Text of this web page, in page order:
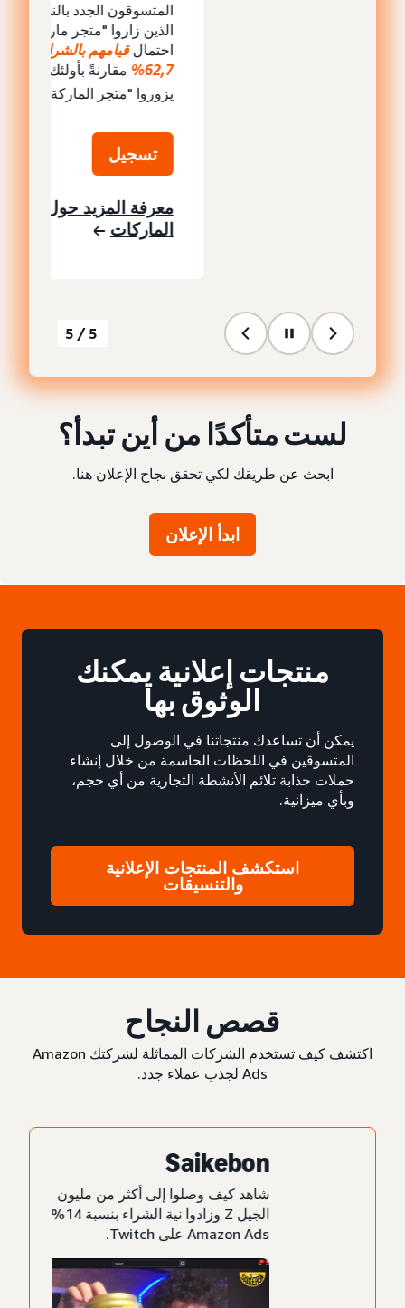
المتسوقون الجدد بالنسبة للماركة
الذين زاروا "متجر ماركة" كان
قيامهم بالشراء أعلى بنسبة
مقارنةً بأولئك الذين لم
معرفة المزيد حول متاجر
5/5
لست متأكدًا من أين تبدأ؟
ابحث عن طريقك لكي تحقق نجاح الإعلان هنا.
ابدأ الإعلان
منتجات إعلانية يمكنك
الوثوق بها
يمكن أن تساعدك منتجاتنا في الوصول إلى
المتسوقين في اللحظات الحاسمة من خلال إنشاء
حملات جذابة تلائم الأنشطة التجارية من أي حجم،
وبأي ميزانية.
استكشف المنتجات الإعلانية
والتنسيقات
قصص النجاح
اكتشف كيف تستخدم الشركات المماثلة لشركتك Amazon
Ads لجذب عملاء جدد.
Saikebon
شاهد كيف وصلوا إلى أكثر من مليون مشاهد من
الجيل Z وزادوا نية الشراء بنسبة 14% من خلال